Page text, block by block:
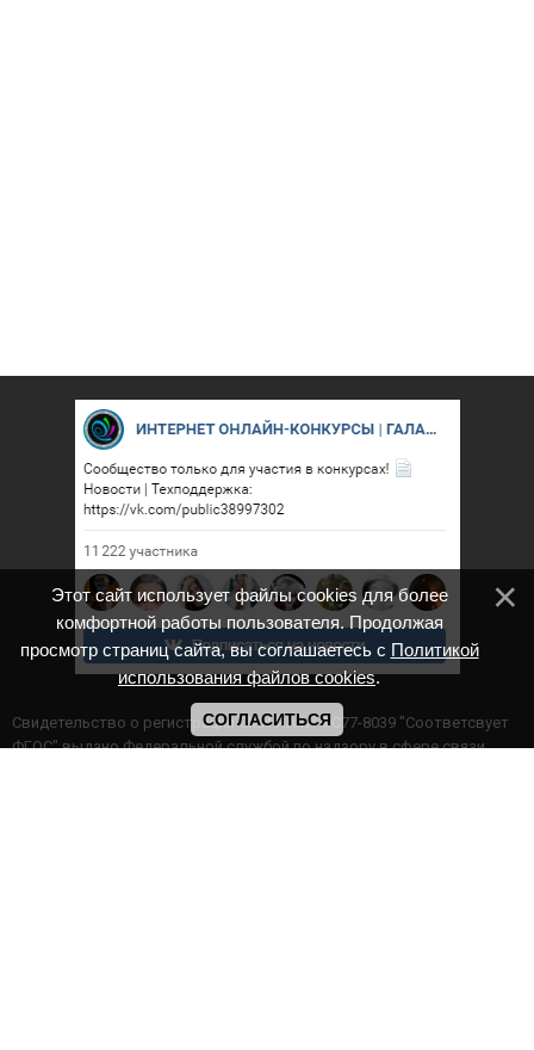
Cвидетельство о регистрации СМИ ИА № ФС77-8039 "Соответсвует
ФГОС" выдано Федеральной службой по надзору в сфере связи,
Этот сайт использует файлы cookies для более
комфортной работы пользователя. Продолжая
просмотр страниц сайта, вы соглашаетесь с Политикой
использования файлов cookies.
СОГЛАСИТЬСЯ